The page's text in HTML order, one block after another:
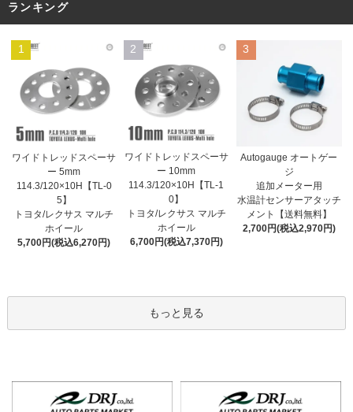
ランキング
1
ワイドトレッドスペーサ
ー 5mm
114.3/120×10H【TL-0
5】
トヨタ/レクサス マルチ
ホイール
5,700円(税込6,270円)
2
ワイドトレッドスペーサ
ー 10mm
114.3/120×10H【TL-1
0】
トヨタ/レクサス マルチ
ホイール
6,700円(税込7,370円)
3
Autogauge オートゲー
ジ
追加メーター用
水温計センサーアタッチ
メント【送料無料】
2,700円(税込2,970円)
もっと見る